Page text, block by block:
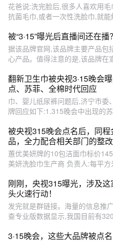
花爸说:洗完脸后,很多人喜欢用
抗菌毛巾,或者一次性洗脸巾,就
被“3·15”曝光后直播间还在
据该品牌官网,该品牌主要产品包
心产品。值得注意的是,该品牌在
翻新卫生巾被央视3·15晚会
点、苏菲、全棉时代回应
巾、婴儿纸尿裤问题后,济宁市
牌回应如下:1.315晚会中出现的
被央视315晚会点名后，同
品，全力配合相关部门的整
蕙优美妍牌的10包洁面巾标价
美妍洗脸巾生产商 负责人:每平
刚刚，央视315曝光，涉及
头火速行动！
发完就是群链接。海量的信息推
查专业版数据显示,我国目前有
3·15晚会，这些大品牌被点名